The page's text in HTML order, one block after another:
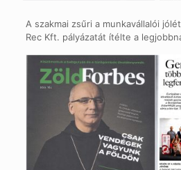
A szakmai zsűri a munkavállalói
Rec Kft. pályázatát ítélte a